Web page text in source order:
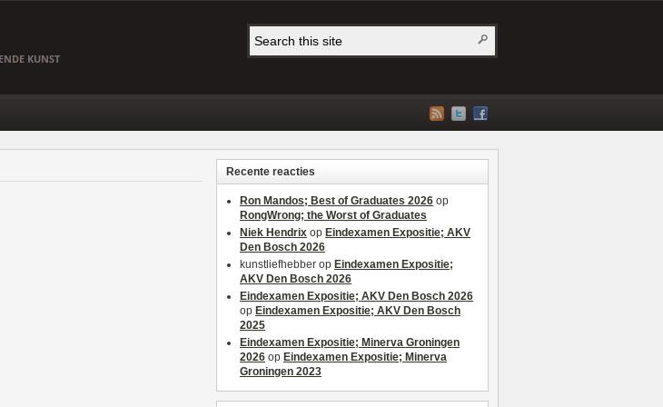
KUNST
Recente reacties
Ron Mandos; Best of Graduates 2026 op
RongWrong; the Worst of Graduates
Niek Hendrix op Eindexamen Expositie; AKV
Den Bosch 2026
kunstliefhebber op Eindexamen Expositie;
AKV Den Bosch 2026
Eindexamen Expositie; AKV Den Bosch 2026
op Eindexamen Expositie; AKV Den Bosch
2025
Eindexamen Expositie; Minerva Groningen
2026 op Eindexamen Expositie; Minerva
Groningen 2023